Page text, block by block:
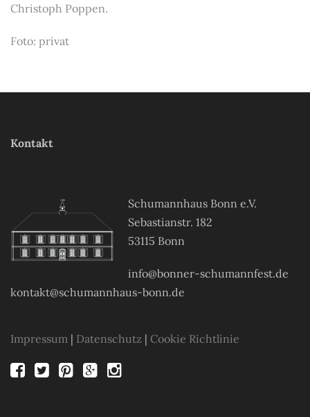
Christoph Poppen.
Foto: privat
Kontakt
Schumannhaus Bonn e.V.
Sebastianstr. 182
53115 Bonn
info@bonner-schumannfest.de
kontakt@schumannhaus-bonn.de
Impressum | Datenschutz | Cookie Richtlinie